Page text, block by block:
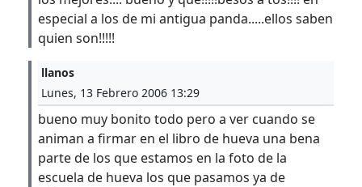
especial a los de mi antigua panda.....ellos saben
quien son!!!!!
llanos
Lunes, 13 Febrero 2006 13:29
bueno muy bonito todo pero a ver cuando se
animan a firmar en el libro de hueva una bena
parte de los que estamos en la foto de la
escuela de hueva los que pasamos ya de